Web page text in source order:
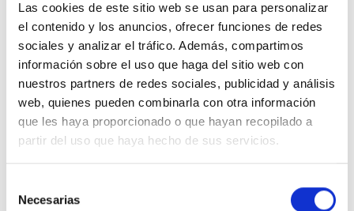
Las cookies de este sitio web se usan para personalizar
el contenido y los anuncios, ofrecer funciones de redes
sociales y analizar el tráfico. Además, compartimos
información sobre el uso que haga del sitio web con
nuestros partners de redes sociales, publicidad y análisis
web, quienes pueden combinarla con otra información
que les haya proporcionado o que hayan recopilado a
partir del uso que haya hecho de sus servicios.
Necesarias